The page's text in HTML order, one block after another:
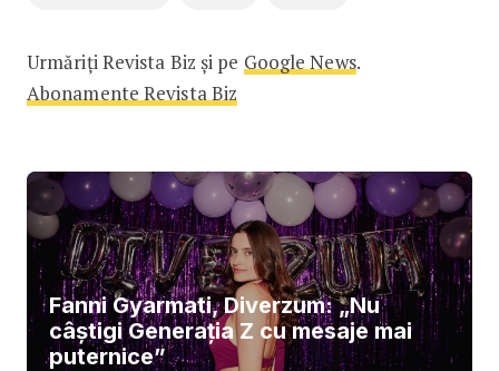
Urmăriți Revista Biz și pe Google News.
Abonamente Revista Biz
Fanni Gyarmati, Diverzum: „Nu
câștigi Generația Z cu mesaje mai
puternice”